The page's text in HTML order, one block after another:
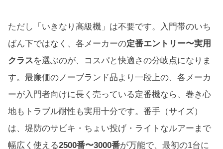
ただし「いきなり高級機」は不要です。入門帯のいち
ばん下ではなく、各メーカーの定番エントリー〜実用
クラスを選ぶのが、コスパと快適さの分岐点になりま
す。最廉価のノーブランド品より一段上の、各メーカ
ーが入門者向けに長く売っている定番機なら、巻き心
地もトラブル耐性も実用十分です。番手（サイズ）
は、堤防のサビキ・ちょい投げ・ライトなルアーまで
幅広く使える2500番〜3000番が万能で、最初の1台に